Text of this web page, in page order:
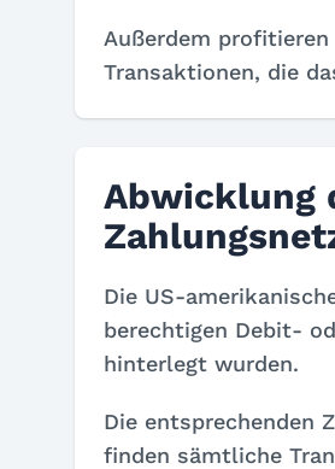
Außerdem
Transaktionen, die
Abwicklung
Die US-
berechtigen Debit-
hinterlegt wurden.
Die entsprechenden
finden sämtliche